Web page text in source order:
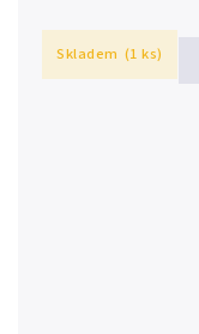
Skladem (1 ks)